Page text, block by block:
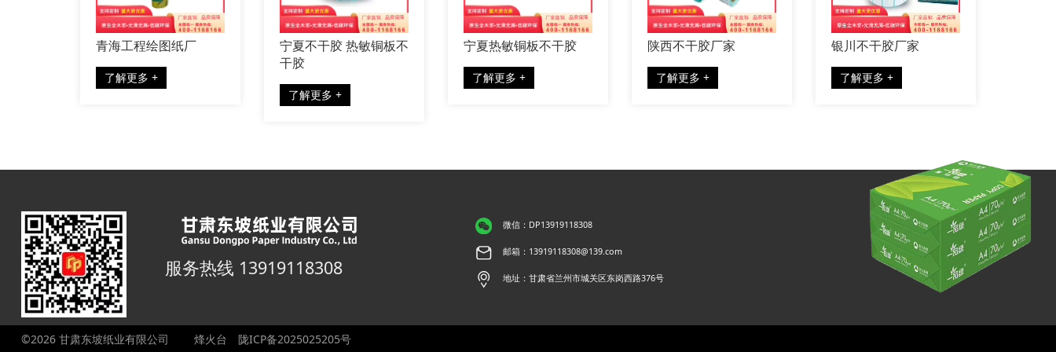
青海工程绘图纸厂
了解更多 +
宁夏不干胶 热敏铜板不
干胶
了解更多 +
宁夏热敏铜板不干胶
了解更多 +
陕西不干胶厂家
了解更多 +
银川不干胶厂家
了解更多 +
服务热线 13919118308
微信：DP13919118308
邮箱：13919118308@139.com
地址：甘肃省兰州市城关区东岗西路376号
©2026 甘肃东坡纸业有限公司 烽火台 陇ICP备2025025205号